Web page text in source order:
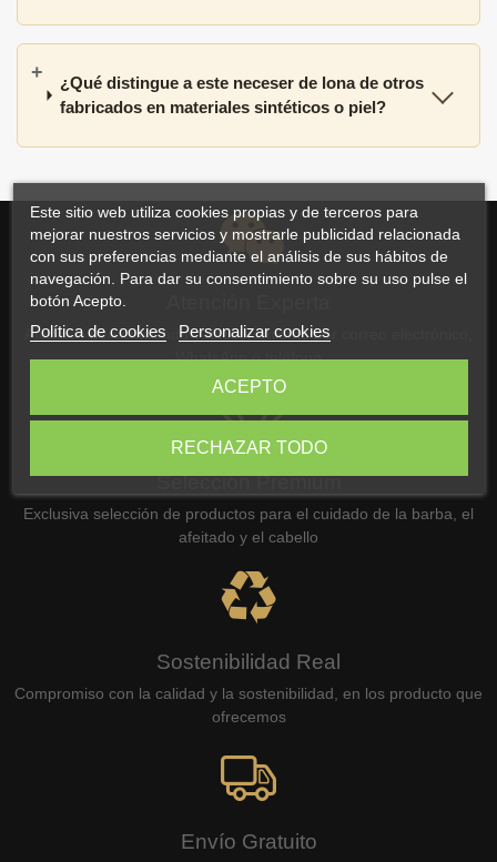
¿Qué distingue a este neceser de lona de otros
fabricados en materiales sintéticos o piel?
Este sitio web utiliza cookies propias y de terceros para
mejorar nuestros servicios y mostrarle publicidad relacionada
con sus preferencias mediante el análisis de sus hábitos de
navegación. Para dar su consentimiento sobre su uso pulse el
botón Acepto.
Política de cookies Personalizar cookies
RECHAZAR TODO
ACEPTO
Atención personalizada y asesoramiento por correo electrónico,
WhatsApp o teléfono
Selección Premium
Exclusiva selección de productos para el cuidado de la barba, el
afeitado y el cabello
Sostenibilidad Real
Compromiso con la calidad y la sostenibilidad, en los producto que
ofrecemos
Envío Gratuito